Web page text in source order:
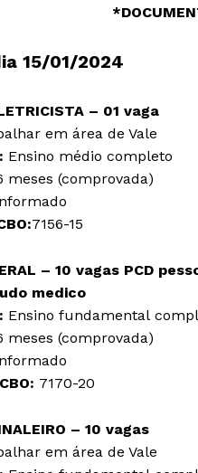
15/01/2024
– 01 vaga
em área de Vale
Ensino médio completo
meses (comprovada)
7156-15
– 10 vagas PCD
medico
Ensino fundamental
meses (comprovada)
CBO: 7170-20
– 10 vagas
em área de Vale